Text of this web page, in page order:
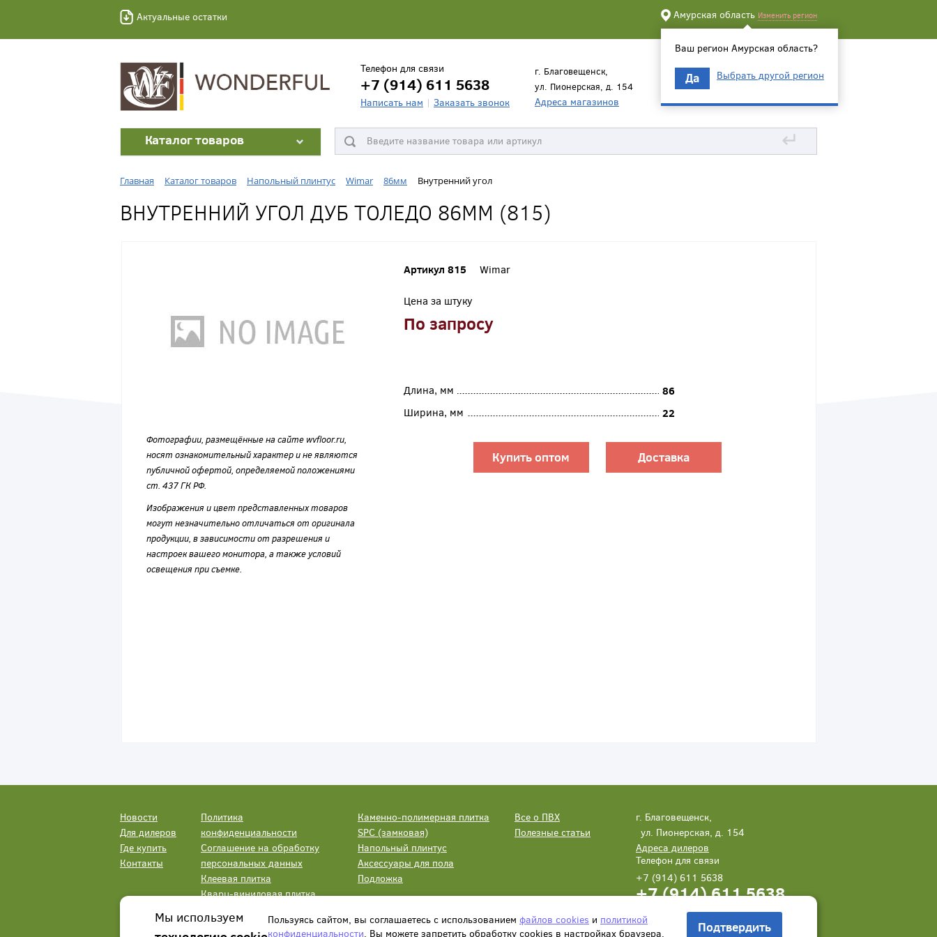
Актуальные остатки Амурская область Изменить регион
Ваш регион Амурская область?
Да Выбрать другой регион
Телефон для связи
+7 (914) 611 5638
Написать нам Заказать звонок
г. Благовещенск,
ул. Пионерская, д. 154
Адреса магазинов
Каталог товаров ↵
Главная Каталог товаров Напольный плинтус Wimar 86мм Внутренний угол
ВНУТРЕННИЙ УГОЛ ДУБ ТОЛЕДО 86ММ (815)
Фотографии, размещённые на сайте wvfloor.ru,
носят ознакомительный характер и не являются
публичной офертой, определяемой положениями
ст. 437 ГК РФ.
Изображения и цвет представленных товаров
могут незначительно отличаться от оригинала
продукции, в зависимости от разрешения и
настроек вашего монитора, а также условий
освещения при съемке.
Артикул 815 Wimar
Цена за штуку
По запросу
Длина, мм
86
Ширина, мм
22
Купить оптом Доставка
Новости
Для дилеров
Где купить
Контакты
Политика
конфиденциальности
Соглашение на обработку
персональных данных
Клеевая плитка
Кварц-виниловая плитка
Каменно-полимерная плитка
SPC (замковая)
Напольный плинтус
Аксессуары для пола
Подложка
Все о ПВХ
Полезные статьи
г. Благовещенск,
ул. Пионерская, д. 154
Адреса дилеров
Телефон для связи
+7 (914) 611 5638
+7 (914) 611 5638
Написать нам Заказать звонок
Мы используем
Пользуясь сайтом, вы соглашаетесь с использованием файлов cookies и политикой
конфиденциальности. Вы можете запретить обработку сookies в настройках браузера. Подтвердить